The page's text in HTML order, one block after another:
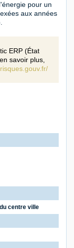
pour un
aux années
ERP (État
savoir plus,
centre ville